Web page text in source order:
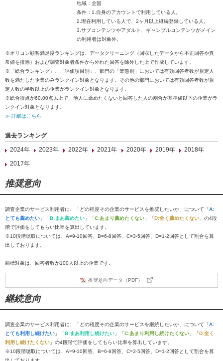
地域：全国
条件：1.自身のアカウントで利用している人。
2.現在利用している人で、2ヶ月以上継続登録している人。
3.サブコンテンツやアダルト、ギャンブルコンテンツがメイン
の利用者は対象外。
※オリコン顧客満足度ランキングは、データクリーニング（回収したデータから不正回答や異
常値を排除）および調査対象者条件から外れた回答を除外した上で作成しています。
※「総合ランキング」、「評価項目別」、部門の「業態別」においては有効回答者数が規定人
数を満たした企業のみランクイン対象となります。その他の部門においては有効回答者数が規
定人数の半数以上の企業がランクイン対象となります。
※総合得点が60.00点以上で、他人に薦めたくないと回答した人の割合が基準値以下の企業がラ
ンクイン対象となります。
≫ 詳細はこちら
過去ランキング
2024年
2023年 2022年 2021年 2020年 2019年
2018年
2017年
推奨意向
調査企業のサービス利用者に、「どの程度その企業のサービスを推奨したいか」について「A:
とても薦めたい 」「B:まあ薦めたい 」「C:あまり薦めたくない 」「D:全く薦めたくない 」の4段
階で評価をしてもらい比率を算出しています。
※10段階聴取については、A=9-10回答、B=6-8回答、C=3-5回答、D=1-2回答として割合を算
出しております。
商標対象は、回答者数が100人以上の企業です。
推奨意向データ（PDF）
継続意向
調査企業のサービス利用者に、「どの程度その企業のサービスを継続したいか」について「A:
とても利用し続けたい 」「B:まあ利用し続けたい 」「C:あまり利用し続けたくない 」「D:全く
利用し続けたくない 」の4段階で評価をしてもらい比率を算出しています。
※10段階聴取については、A=9-10回答、B=6-8回答、C=3-5回答、D=1-2回答として割合を算